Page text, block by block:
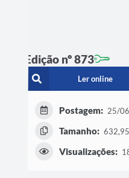
Edição nº 873
Ler online
Postagem: 25/
Tamanho:
Visualizações: